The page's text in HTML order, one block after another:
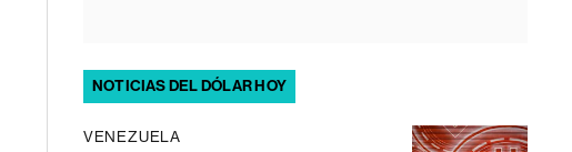
NOTICIAS DEL DÓLAR HOY
VENEZUELA